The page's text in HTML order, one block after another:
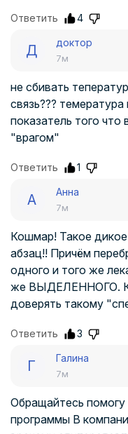
Ответить 4
Д доктор
7м
не сбивать
связь???
показатель того что
"врагом"
Ответить 1
А Анна
7м
Кошмар! Такое
абзац!! Причём
одного и того же
же ВЫДЕЛЕННОГО.
доверять такому
Ответить 3
Г Галина
7м
Обращайтесь
программы В